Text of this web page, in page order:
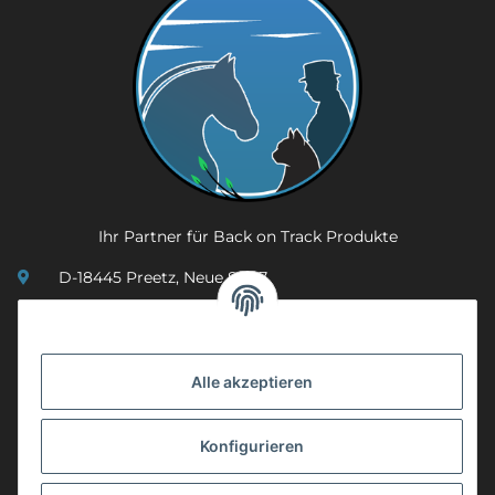
Alle akzeptieren
Konfigurieren
Ihr Partner für Back on Track Produkte
D-18445 Preetz, Neue Str. 7
info@mobility-in-harmony.de
Informationen
Back on Track